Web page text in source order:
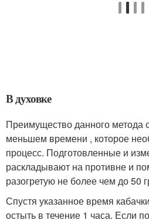
В духовке
Преимущество данного метода
меньшем времени , которое
процесс. Подготовленные и
раскладывают на противне и
разогретую не более чем до 50
Спустя указанное время
остыть в течение 1 часа. Если